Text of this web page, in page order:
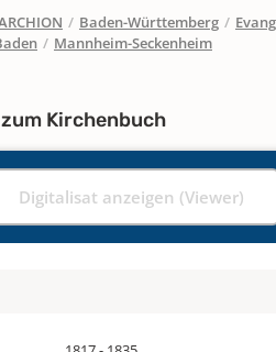
/ Baden-Württemberg /
/ Mannheim-Seckenheim
Kirchenbuch
Digitalisat anzeigen (Viewer)